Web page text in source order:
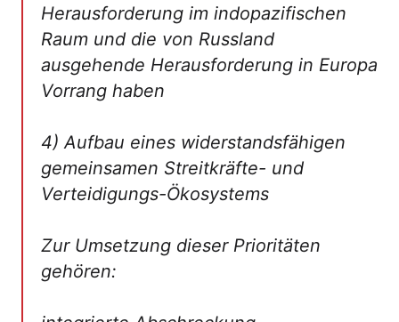
Herausforderung im indopazifischen
Raum und die von Russland
ausgehende Herausforderung in Europa
Vorrang haben
4) Aufbau eines widerstandsfähigen
gemeinsamen Streitkräfte- und
Verteidigungs-Ökosystems
Zur Umsetzung dieser Prioritäten
gehören: